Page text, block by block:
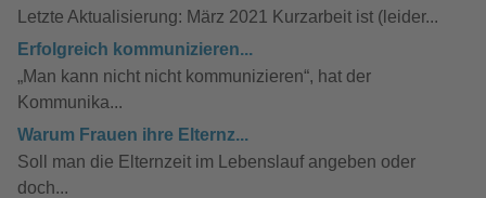
Letzte Aktualisierung: März 2021 Kurzarbeit ist (leider...
Erfolgreich kommunizieren...
„Man kann nicht nicht kommunizieren“, hat der
Kommunika...
Warum Frauen ihre Elternz...
Soll man die Elternzeit im Lebenslauf angeben oder
doch...